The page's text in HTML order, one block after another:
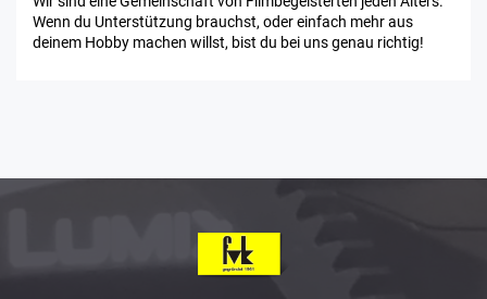
Wenn du Unterstützung brauchst, oder einfach mehr aus
deinem Hobby machen willst, bist du bei uns genau richtig!